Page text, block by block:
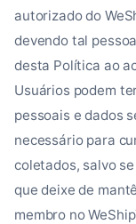
autorizado do
devendo tal
desta Política ao
Usuários podem
pessoais e dados
necessário para
coletados, salvo
que deixe de
membro no